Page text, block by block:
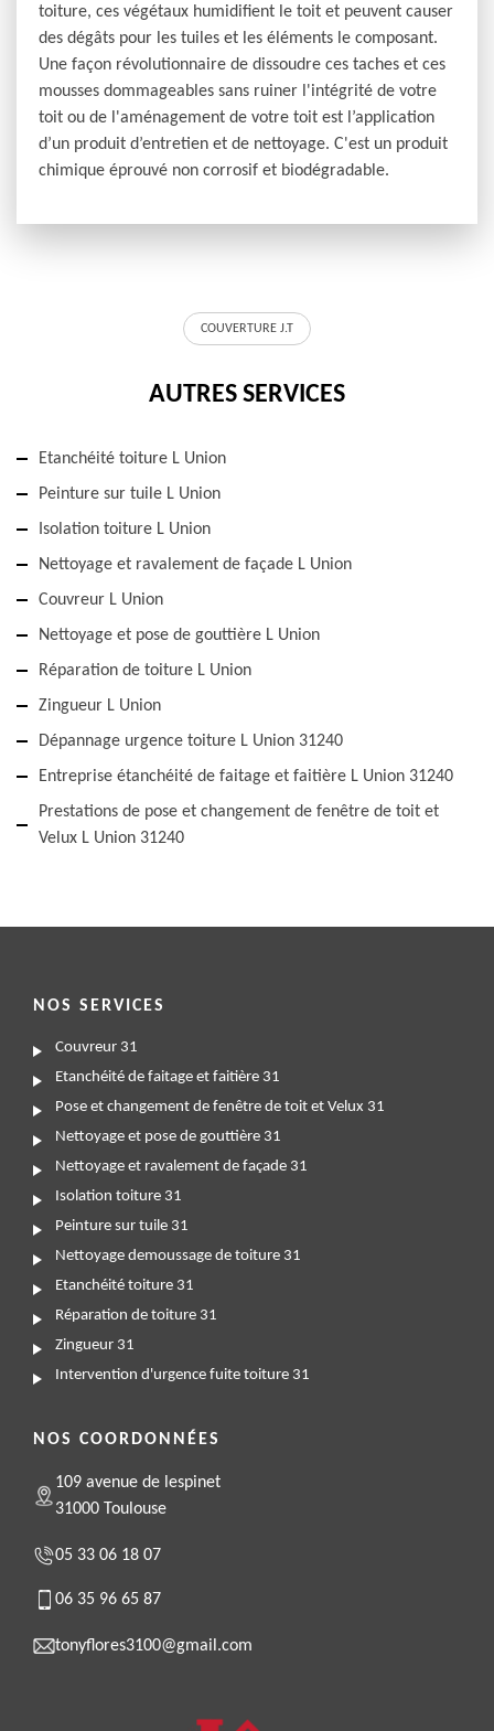
toiture, ces végétaux humidifient le toit et peuvent causer
des dégâts pour les tuiles et les éléments le composant.
Une façon révolutionnaire de dissoudre ces taches et ces
mousses dommageables sans ruiner l'intégrité de votre
toit ou de l'aménagement de votre toit est l’application
d’un produit d’entretien et de nettoyage. C'est un produit
chimique éprouvé non corrosif et biodégradable.
COUVERTURE J.T
AUTRES SERVICES
Etanchéité toiture L Union
Peinture sur tuile L Union
Isolation toiture L Union
Nettoyage et ravalement de façade L Union
Couvreur L Union
Nettoyage et pose de gouttière L Union
Réparation de toiture L Union
Zingueur L Union
Dépannage urgence toiture L Union 31240
Entreprise étanchéité de faitage et faitière L Union 31240
Prestations de pose et changement de fenêtre de toit et
Velux L Union 31240
NOS SERVICES
Couvreur 31
Etanchéité de faitage et faitière 31
Pose et changement de fenêtre de toit et Velux 31
Nettoyage et pose de gouttière 31
Nettoyage et ravalement de façade 31
Isolation toiture 31
Peinture sur tuile 31
Nettoyage demoussage de toiture 31
Etanchéité toiture 31
Réparation de toiture 31
Zingueur 31
Intervention d'urgence fuite toiture 31
NOS COORDONNÉES
109 avenue de lespinet
31000 Toulouse
05 33 06 18 07
06 35 96 65 87
tonyflores3100@gmail.com